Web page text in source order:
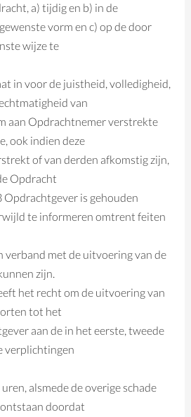
a) tijdig en b) in de
vorm en c) op de door
wijze te
in voor de juistheid, volledigheid,
van
aan Opdrachtnemer verstrekte
ook indien deze
of van derden afkomstig zijn,
Opdracht
is gehouden
te informeren omtrent feiten
verband met de uitvoering van de
zijn.
het recht om de uitvoering van
tot het
aan de in het eerste, tweede
verplichtingen
alsmede de overige schade
doordat